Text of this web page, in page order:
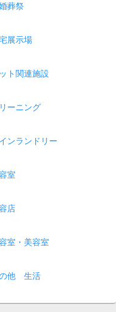
葬祭
展示場
ト関連施設
ーニング
ンランドリー
室
店
室・美容室
の他 生活